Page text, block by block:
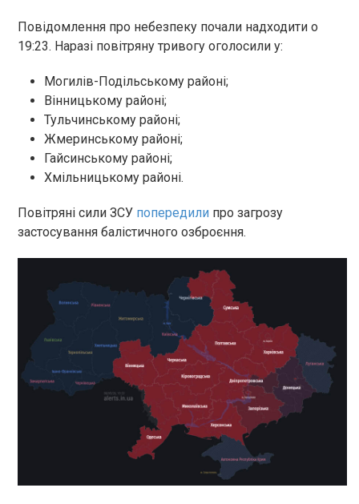
Повідомлення про небезпеку почали надходити о
19:23. Наразі повітряну тривогу оголосили у:
Могилів-Подільському районі;
Вінницькому районі;
Тульчинському районі;
Жмеринському районі;
Гайсинському районі;
Хмільницькому районі.
Повітряні сили ЗСУ попередили про загрозу
застосування балістичного озброєння.